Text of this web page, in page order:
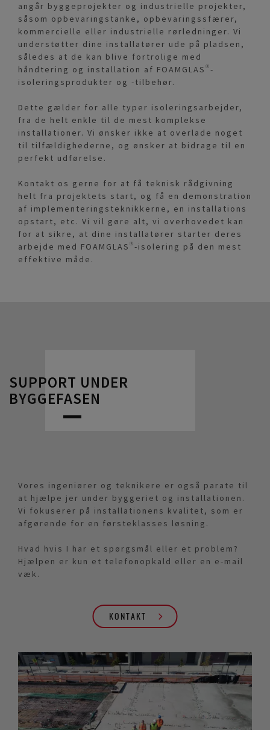
angår byggeprojekter og industrielle projekter,
såsom opbevaringstanke, opbevaringssfærer,
kommercielle eller industrielle rørledninger. Vi
understøtter dine installatører ude på pladsen,
således at de kan blive fortrolige med
håndtering og installation af FOAMGLAS®-
isoleringsprodukter og -tilbehør.
Dette gælder for alle typer isoleringsarbejder,
fra de helt enkle til de mest komplekse
installationer. Vi ønsker ikke at overlade noget
til tilfældighederne, og ønsker at bidrage til en
perfekt udførelse.
Kontakt os gerne for at få teknisk rådgivning
helt fra projektets start, og få en demonstration
af implementeringsteknikkerne, en installations
opstart, etc. Vi vil gøre alt, vi overhovedet kan
for at sikre, at dine installatører starter deres
arbejde med FOAMGLAS®-isolering på den mest
effektive måde.
SUPPORT UNDER
BYGGEFASEN
Vores ingeniører og teknikere er også parate til
at hjælpe jer under byggeriet og installationen.
Vi fokuserer på installationens kvalitet, som er
afgørende for en førsteklasses løsning.
Hvad hvis I har et spørgsmål eller et problem?
Hjælpen er kun et telefonopkald eller en e-mail
væk.
KONTAKT